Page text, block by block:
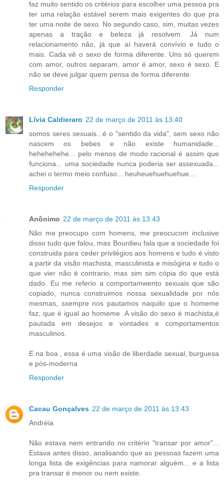
faz muito sentido os critérios para escolher uma pessoa pra
ter uma relação estável serem mais exigentes do que pra
ter uma noite de sexo. No segundo caso, sim, muitas vezes
apenas a tração e beleza já resolvem. Já num
relacionamento não, já que aí haverá convívio e tudo o
mais. Cada vê o sexo de forma diferente. Uns só querem
com amor, outros separam, amor é amor, sexo é sexo. E
não se deve julgar quem pensa de forma diferente.
Responder
Lívia Caldieraro 22 de março de 2011 às 13:40
somos seres sexuais...é o "sentido da vida", sem sexo não
nascem os bebes e não existe humanidade...
hehehehehe... pelo menos de modo racional é assim que
funciona... uma sociedade nunca poderia ser assexuada...
achei o termo meio confuso... heuheuehuehuehue...
Responder
Anônimo 22 de março de 2011 às 13:43
Não me preocupo com homens, me preocucom inclusive
disso tudo que falou, mas Bourdieu fala que a sociedade foi
construida para ceder privilégios aos homens e tudo é visto
a partir da visão machista, masculinista e misógina e tudo o
que vier não é contrario, mas sim sim cópia do que está
dado. Eu me referio a comportamwento sexuais que são
copiado, nunca construimos nossa sexualidade por nós
mesmas, sxempre nos pautamos naquilo que o homeme
faz, que é igual ao homeme .A visão do sexo é machista,é
pautada em desejos e vontades e comportamentos
masculinos.
E na boa , essa é uma visão de liberdade sexual, burguesa
e pós-moderna
Responder
Cacau Gonçalves 22 de março de 2011 às 13:43
Andréia
Não estava nem entrando no critério "transar por amor"...
Estava antes disso, analisando que as pessoas fazem uma
longa lista de exigências para namorar alguém... e a lista
pra transar é menor ou nem existe.